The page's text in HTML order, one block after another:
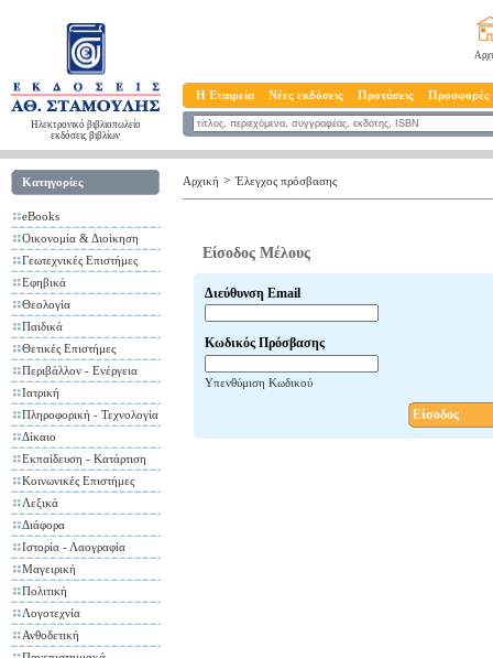
Ηλεκτρονικό βιβλιοπωλείο
εκδόσεις βιβλίων
Η Εταιρεία Νέες εκδόσεις Προτάσεις Προσφορές
Κατηγορίες
eBooks
Οικονομία & Διοίκηση
Γεωτεχνικές Επιστήμες
Εφηβικά
Θεολογία
Παιδικά
Θετικές Επιστήμες
Περιβάλλον - Ενέργεια
Ιατρική
Πληροφορική - Τεχνολογία
Δίκαιο
Εκπαίδευση - Κατάρτιση
Κοινωνικές Επιστήμες
Λεξικά
Διάφορα
Ιστορία - Λαογραφία
Μαγειρική
Πολιτική
Λογοτεχνία
Ανθοδετική
Αρχική > Έλεγχος πρόσβασης
Είσοδος Μέλους
Διεύθυνση Email
Κωδικός Πρόσβασης
Υπενθύμιση Κωδικού
Είσοδος